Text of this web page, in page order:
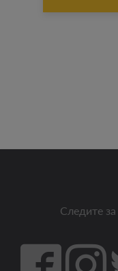
Следите